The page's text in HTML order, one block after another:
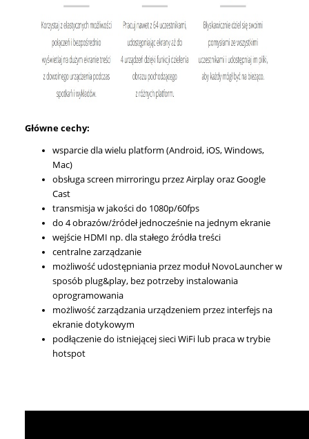
Główne cechy:
wsparcie dla wielu platform (Android, iOS, Windows,
Mac)
obsługa screen mirroringu przez Airplay oraz Google
Cast
transmisja w jakości do 1080p/60fps
do 4 obrazów/źródeł jednocześnie na jednym ekranie
wejście HDMI np. dla stałego źródła treści
centralne zarządzanie
możliwość udostępniania przez moduł NovoLauncher w
sposób plug&play, bez potrzeby instalowania
oprogramowania
możliwość zarządzania urządzeniem przez interfejs na
ekranie dotykowym
podłączenie do istniejącej sieci WiFi lub praca w trybie
hotspot